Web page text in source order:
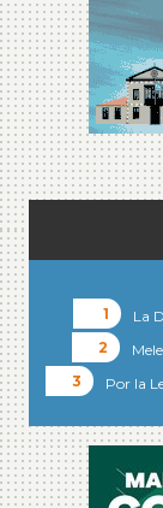
La
Por la